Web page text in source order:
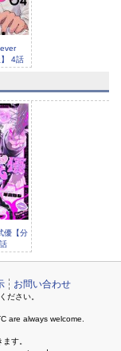
4話
優【分
お問い合わせ
ださい。
are always welcome.
す。